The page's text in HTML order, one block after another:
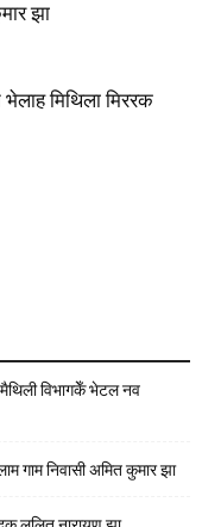
झा
मिथिला मिररक
विभागकेँ भेटल नव
गाम निवासी अमित कुमार झा